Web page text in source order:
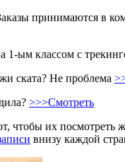
принимаются в
1-ым классом с
ската? Не проблема
>>>Смотреть
чтобы их посмотреть
внизу каждой